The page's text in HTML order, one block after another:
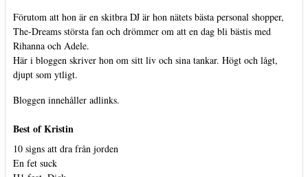
Förutom att hon är en skitbra DJ är hon nätets bästa personal shopper,
The-Dreams största fan och drömmer om att en dag bli bästis med
Rihanna och Adele.
Här i bloggen skriver hon om sitt liv och sina tankar. Högt och lågt,
djupt som ytligt.
Bloggen innehåller adlinks.
Best of Kristin
10 signs att dra från jorden
En fet suck